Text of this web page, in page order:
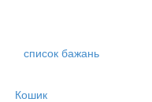
список бажань
Кошик